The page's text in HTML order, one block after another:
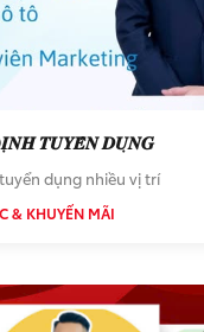
𝑻𝑼𝒀𝑬̂̉𝑵 𝑫𝑼̣𝑵𝑮
dụng nhiều vị trí
& KHUYẾN MÃI